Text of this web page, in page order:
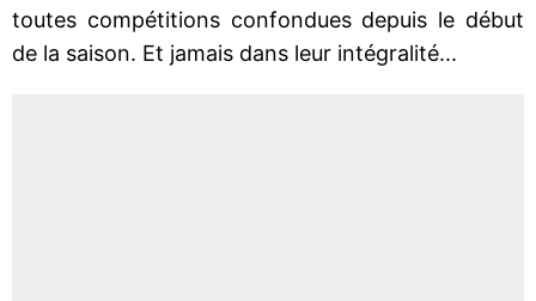
toutes compétitions confondues depuis le début
de la saison. Et jamais dans leur intégralité...